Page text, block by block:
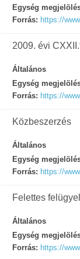
Egység
Forrás: https://
2009. évi
Általános
Egység
Forrás: https://
Közbeszerzés
Általános
Egység
Forrás: https://
Felettes
Általános
Egység
Forrás: https://